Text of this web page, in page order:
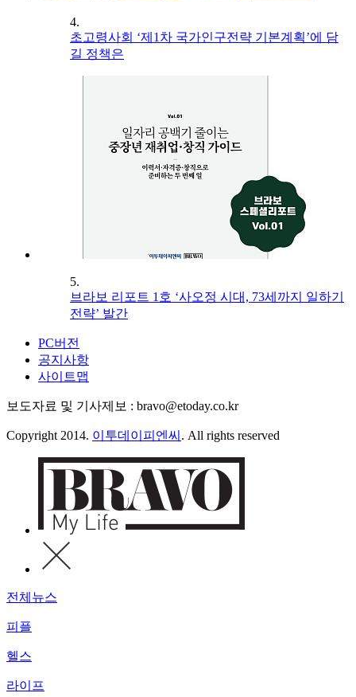
4.
초고령사회 ‘제1차 국가인구전략 기본계획’에 담
길 정책은
5.
브라보 리포트 1호 ‘사오정 시대, 73세까지 일하기
전략’ 발간
PC버전
공지사항
사이트맵
보도자료 및 기사제보 : bravo@etoday.co.kr
Copyright 2014. 이투데이피엔씨 . All rights reserved
전체뉴스
피플
헬스
라이프